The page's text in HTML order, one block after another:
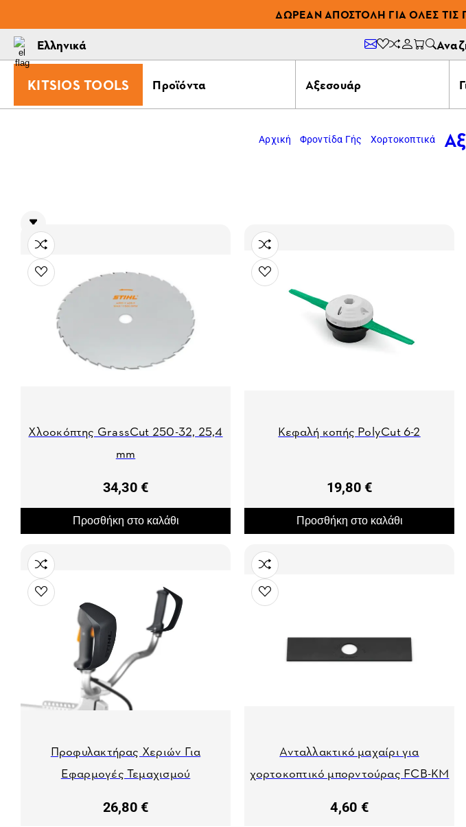
ΔΩΡΕΆΝ ΑΠΟΣΤΟΛΉ ΓΙΑ ΌΛΕΣ ΤΙΣ
Ελληνικά
KITSIOS TOOLS Προϊόντα Αξεσουάρ
Αρχική Φροντίδα Γής Χορτοκοπτικά
Χλοοκόπτης GrassCut 250-32, 25,4
mm
34,30 €
Προσθήκη στο καλάθι
Κεφαλή κοπής PolyCut 6-2
19,80 €
Προσθήκη στο καλάθι
Προφυλακτήρας Χεριών Για
Εφαρμογές Τεμαχισμού
26,80 €
Ανταλλακτικό μαχαίρι για
χορτοκοπτικό μπορντούρας FCB-KM
4,60 €